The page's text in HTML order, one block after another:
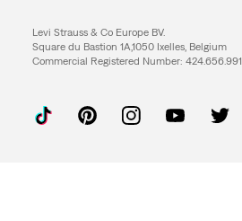
Levi Strauss & Co Europe BV.
Square du Bastion 1A,1050 Ixelles, Belgium
Commercial Registered Number: 424.656.991